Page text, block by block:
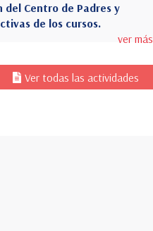
del Centro de Padres y
de los cursos.
ver más
Ver todas las actividades